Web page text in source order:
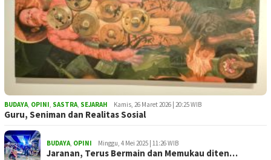
BUDAYA, OPINI, SASTRA, SEJARAH Kamis, 26 Maret 2026 | 20:25 WIB
Guru, Seniman dan Realitas Sosial
BUDAYA, OPINI Minggu, 4 Mei 2025 | 11:26 WIB
Jaranan, Terus Bermain dan Memukau diten…